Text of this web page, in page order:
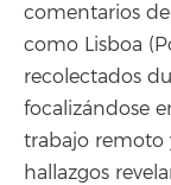
comentarios
como Lisboa
recolectados
focalizándose
trabajo remoto
hallazgos